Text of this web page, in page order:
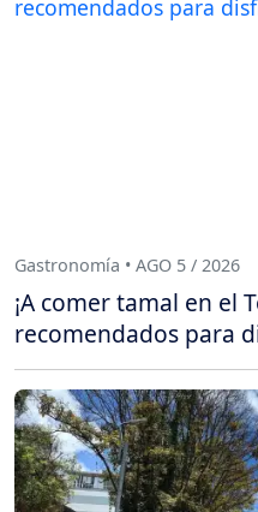
Gastronomía • AGO 5 / 2026
¡A comer tamal en el
recomendados para